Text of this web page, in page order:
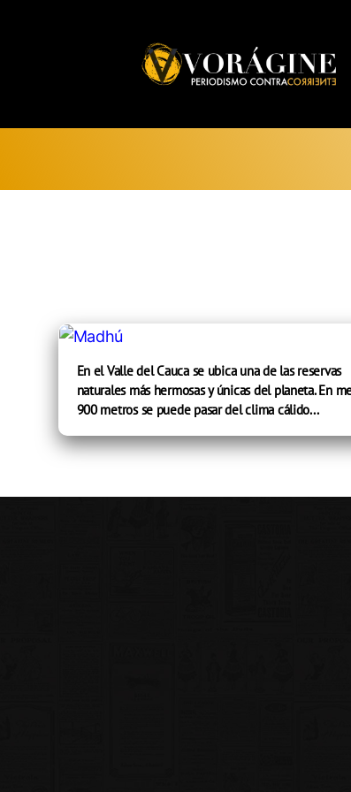
En el Valle del Cauca se ubica una de las reservas
naturales más hermosas y únicas del planeta. En
900 metros se puede pasar del clima cálido...